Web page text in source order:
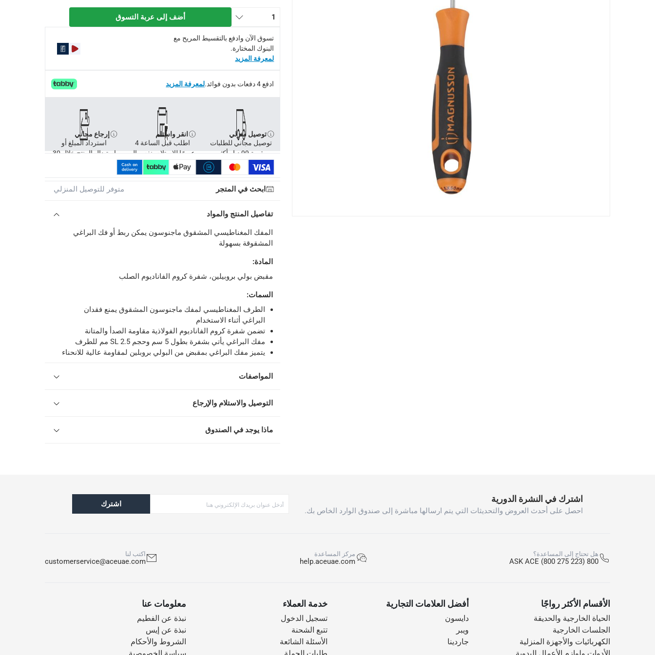
يتميز مفك البراغي بمقبض من البولي بروبلين لمقاومة عالية للانحناء
تُطبق رسوم توصيل إضافية.
1 أضف إلى عربة التسوق
تسوق الآن وادفع بالتقسيط المريح مع
البنوك المختارة.
لمعرفة المزيد
ادفع 4 دفعات بدون فوائد. لمعرفة المزيد
توصيل منزلي
توصيل مجاني للطلبات
بقيمة 99 د.إ وأكثر
انقر واستلم
اطلب قبل الساعة 4
عصرًا للاستلام بنفس ال
إرجاع مجاني
استرداد المبلغ أو
استبدال المنتج خلال 30
ابحث في المتجر متوفر للتوصيل المنزلي
تفاصيل المنتج والمواد
المفك المغناطيسي المشقوق ماجنوسون يمكن ربط أو فك البراغي
المشقوقة بسهولة
المادة:
مقبض بولي بروبيلين، شفرة كروم الفاناديوم الصلب
السمات:
الطرف المغناطيسي لمفك ماجنوسون المشقوق يمنع فقدان
البراغي أثناء الاستخدام
تضمن شفرة كروم الفاناديوم الفولاذية مقاومة الصدأ والمتانة
مفك البراغي يأتي بشفرة بطول 5 سم وحجم SL 2.5 مم للطرف
يتميز مفك البراغي بمقبض من البولي بروبلين لمقاومة عالية للانحناء
المواصفات
التوصيل والاستلام والإرجاع
ماذا يوجد في الصندوق
اشترك في النشرة الدورية
احصل على أحدث العروض والتحديثات التي يتم ارسالها مباشرة إلى صندوق الوارد الخاص بك.
اشترك
هل تحتاج إلى المساعدة؟
800 ASK ACE (800 275 223)
مركز المساعدة
help.aceuae.com
اكتب لنا
customerservice@aceuae.com
الأقسام الأكثر رواجًا
الحياة الخارجية والحديقة
الجلسات الخارجية
الكهربائيات والأجهزة المنزلية
أفضل العلامات التجارية
دايسون
ويبر
جاردينا
خدمة العملاء
تسجيل الدخول
تتبع الشحنة
الأسئلة الشائعة
معلومات عنا
نبذة عن الفطيم
نبذة عن إيس
الشروط والأحكام